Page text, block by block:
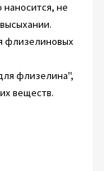
не
флизелиновых
флизелина",
веществ.